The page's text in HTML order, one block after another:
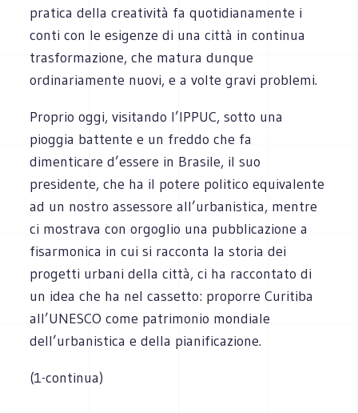
pratica della creatività fa quotidianamente i
conti con le esigenze di una città in continua
trasformazione, che matura dunque
ordinariamente nuovi, e a volte gravi problemi.
Proprio oggi, visitando l’IPPUC, sotto una
pioggia battente e un freddo che fa
dimenticare d’essere in Brasile, il suo
presidente, che ha il potere politico equivalente
ad un nostro assessore all’urbanistica, mentre
ci mostrava con orgoglio una pubblicazione a
fisarmonica in cui si racconta la storia dei
progetti urbani della città, ci ha raccontato di
un idea che ha nel cassetto: proporre Curitiba
all’UNESCO come patrimonio mondiale
dell’urbanistica e della pianificazione.
(1-continua)